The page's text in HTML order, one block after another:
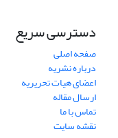
دسترسی سریع
صفحه اصلی
درباره نشریه
اعضای هیات تحریریه
ارسال مقاله
تماس با ما
نقشه سایت